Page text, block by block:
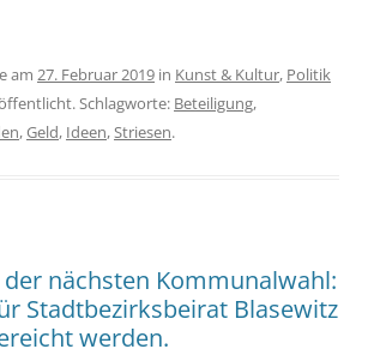
am 27. Februar 2019 in Kunst & Kultur, Politik
Schlagworte: Beteiligung,
,Geld, Ideen,Striesen.
der nächsten Kommunalwahl:
Stadtbezirksbeirat Blasewitz
werden.